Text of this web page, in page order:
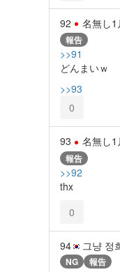
92 名無し1
報告
>>91
どんまいｗ
>>93
0
93 名無し1
報告
>>92
thx
0
94 그냥 정
NG 報告